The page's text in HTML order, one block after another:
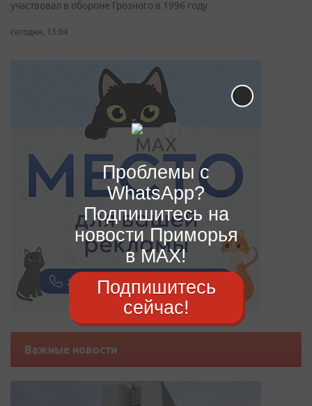
участвовал в обороне Грозного в 1996 году
сегодня, 13:04
Важные новости
Проблемы с
WhatsApp?
Подпишитесь на
новости Приморья
в MAX!
Подпишитесь
сейчас!